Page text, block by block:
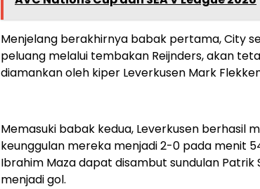
Menjelang berakhirnya babak pertama, City
peluang melalui tembakan Reijnders, akan
diamankan oleh kiper Leverkusen Mark
Memasuki babak kedua, Leverkusen berhasil
keunggulan mereka menjadi 2-0 pada menit
Ibrahim Maza dapat disambut sundulan Patrik
menjadi gol.